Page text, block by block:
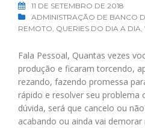
11 DE SETEMBRO DE 2018
ADMINISTRAÇÃO DE BANCO
REMOTO, QUERIES DO DIA A DIA,
Fala Pessoal, Quantas vezes
produção e ficaram torcendo,
rezando, fazendo promessa
rápido e resolver seu problema
dúvida, será que cancelo ou
acabando ou ainda vai